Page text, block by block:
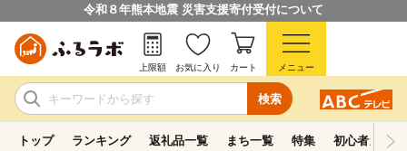
令和８年熊本地震 災害支援寄付受付について
検索
上限額 お気に入り カート メニュー
トップ ランキング 返礼品一覧 まち一覧 特集 初心者ガイド